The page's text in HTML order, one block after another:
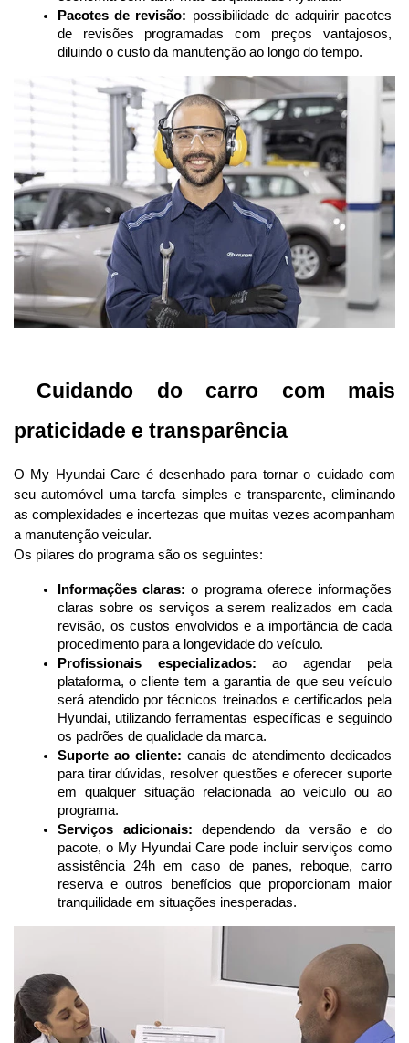
Pacotes de revisão: possibilidade de adquirir pacotes
de revisões programadas com preços vantajosos,
diluindo o custo da manutenção ao longo do tempo.
Cuidando do carro com mais
praticidade e transparência
O My Hyundai Care é desenhado para tornar o cuidado com
seu automóvel uma tarefa simples e transparente, eliminando
as complexidades e incertezas que muitas vezes acompanham
a manutenção veicular.
Os pilares do programa são os seguintes:
Informações claras: o programa oferece informações
claras sobre os serviços a serem realizados em cada
revisão, os custos envolvidos e a importância de cada
procedimento para a longevidade do veículo.
Profissionais especializados: ao agendar pela
plataforma, o cliente tem a garantia de que seu veículo
será atendido por técnicos treinados e certificados pela
Hyundai, utilizando ferramentas específicas e seguindo
os padrões de qualidade da marca.
Suporte ao cliente: canais de atendimento dedicados
para tirar dúvidas, resolver questões e oferecer suporte
em qualquer situação relacionada ao veículo ou ao
programa.
Serviços adicionais: dependendo da versão e do
pacote, o My Hyundai Care pode incluir serviços como
assistência 24h em caso de panes, reboque, carro
reserva e outros benefícios que proporcionam maior
tranquilidade em situações inesperadas.